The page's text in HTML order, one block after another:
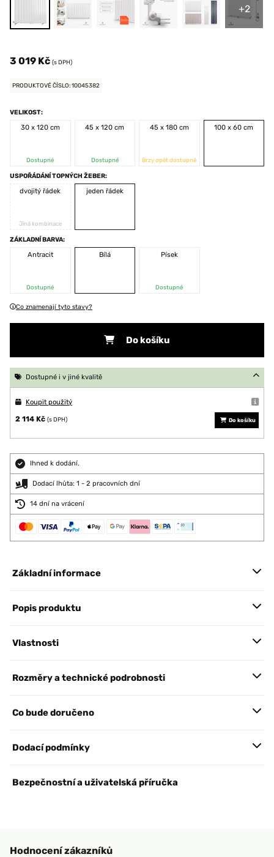
+2
3 019 Kč (s DPH)
PRODUKTOVÉ ČÍSLO: 10045382
VELIKOST:
30 x 120 cm
Dostupné
45 x 120 cm
Dostupné
45 x 180 cm
Brzy opět dostupné
100 x 60 cm
USPOŘÁDÁNÍ TOPNÝCH ŽEBER:
dvojitý řádek
Jiná kombinace
jeden řádek
ZÁKLADNÍ BARVA:
Antracit
Dostupné
Bílá Písek
Dostupné
Co znamenají tyto stavy?
Do košíku
Dostupné i v jiné kvalitě
Koupit použitý
2 114 Kč (s DPH) Do košíku
Ihned k dodání.
Dodací lhůta: 1 - 2 pracovních dní
14 dní na vrácení
Základní informace
Popis produktu
Vlastnosti
Rozměry a technické podrobnosti
Co bude doručeno
Dodací podmínky
Bezpečnostní a uživatelská příručka
Hodnocení zákazníků